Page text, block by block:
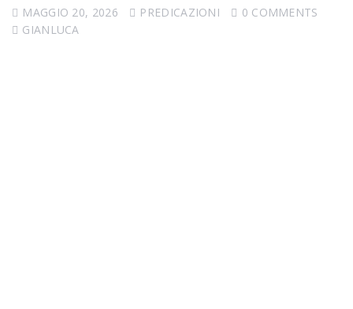
MAGGIO 20, 2026 PREDICAZIONI
0 COMMENTS
GIANLUCA